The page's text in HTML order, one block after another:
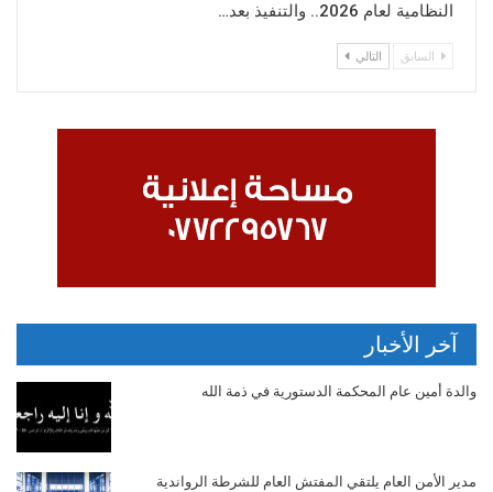
النظامية لعام 2026.. والتنفيذ بعد…
السابق التالي
آخر الأخبار
والدة أمين عام المحكمة الدستورية في ذمة الله
مدير الأمن العام يلتقي المفتش العام للشرطة الرواندية